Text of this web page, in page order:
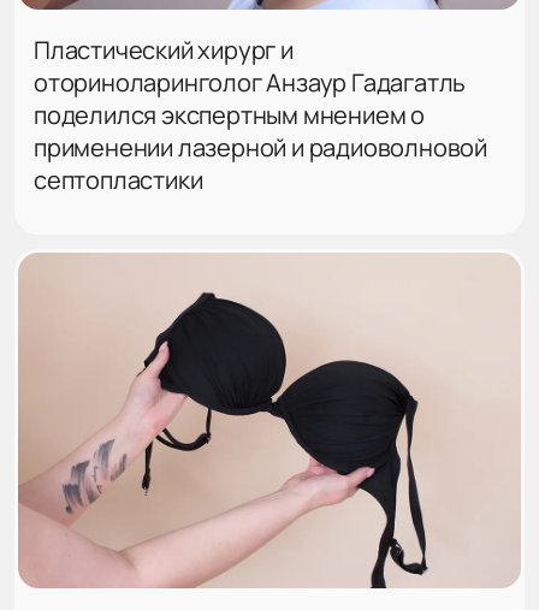
Пластический хирург и
оториноларинголог Анзаур Гадагатль
поделился экспертным мнением о
применении лазерной и радиоволновой
септопластики